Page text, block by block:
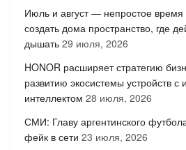
Июль и август — непростое время
создать дома пространство, где
дышать 29 июля, 2026
HONOR расширяет стратегию
развитию экосистемы устройств с
интеллектом 28 июля, 2026
СМИ: Главу аргентинского
фейк в сети 23 июля, 2026